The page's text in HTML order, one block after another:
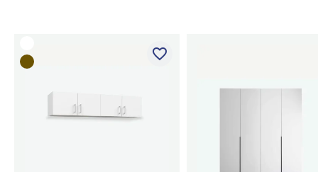
favorite_border